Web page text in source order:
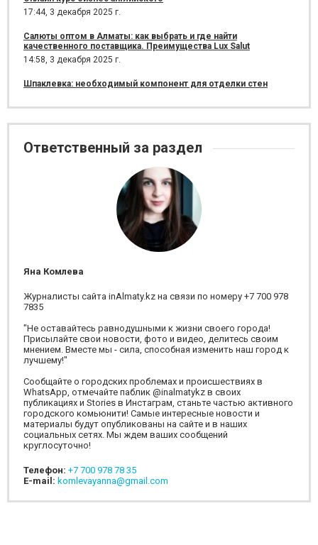
17:44, 3 декабря 2025 г.
Салюты оптом в Алматы: как выбрать и где найти
качественного поставщика. Преимущества Lux Salut
14:58, 3 декабря 2025 г.
Шпаклевка: необходимый компонент для отделки стен
Ответственный за раздел
Яна Комлева
Журналисты сайта inAlmaty.kz на связи по номеру +7 700 978
7835
"Не оставайтесь равнодушными к жизни своего города!
Присылайте свои новости, фото и видео, делитесь своим
мнением. Вместе мы - сила, способная изменить наш город к
лучшему!"
Сообщайте о городских проблемах и происшествиях в
WhatsApp, отмечайте паблик @inalmatykz в своих
публикациях и Stories в Инстаграм, станьте частью активного
городского комьюнити! Самые интересные новости и
материалы будут опубликованы на сайте и в наших
социальных сетях. Мы ждем ваших сообщений
круглосуточно!
Телефон: +7 700 978 78 35
E-mail: komlevayanna@gmail.com